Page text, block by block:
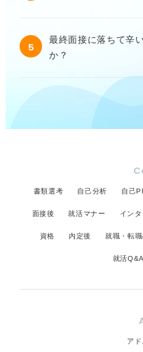
5
最終面接に落ちて辛
か？
書類選考 自己分析 自己
面接後 就活マナー インタ
資格 内定後 就職・転
就活Q&A
ア